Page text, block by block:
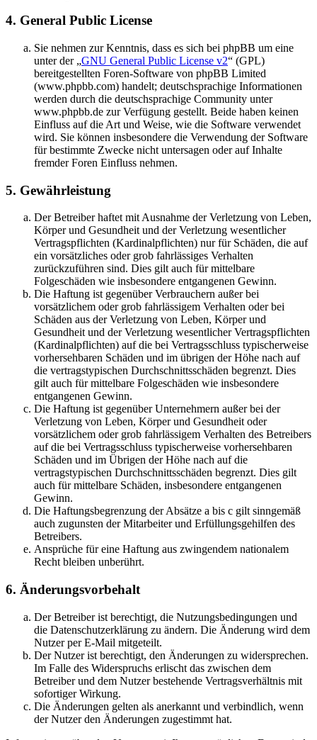
4. General Public License
Sie nehmen zur Kenntnis, dass es sich bei phpBB um eine
unter der „GNU General Public License v2“ (GPL)
bereitgestellten Foren-Software von phpBB Limited
(www.phpbb.com) handelt; deutschsprachige Informationen
werden durch die deutschsprachige Community unter
www.phpbb.de zur Verfügung gestellt. Beide haben keinen
Einfluss auf die Art und Weise, wie die Software verwendet
wird. Sie können insbesondere die Verwendung der Software
für bestimmte Zwecke nicht untersagen oder auf Inhalte
fremder Foren Einfluss nehmen.
5. Gewährleistung
Der Betreiber haftet mit Ausnahme der Verletzung von Leben,
Körper und Gesundheit und der Verletzung wesentlicher
Vertragspflichten (Kardinalpflichten) nur für Schäden, die auf
ein vorsätzliches oder grob fahrlässiges Verhalten
zurückzuführen sind. Dies gilt auch für mittelbare
Folgeschäden wie insbesondere entgangenen Gewinn.
Die Haftung ist gegenüber Verbrauchern außer bei
vorsätzlichem oder grob fahrlässigem Verhalten oder bei
Schäden aus der Verletzung von Leben, Körper und
Gesundheit und der Verletzung wesentlicher Vertragspflichten
(Kardinalpflichten) auf die bei Vertragsschluss typischerweise
vorhersehbaren Schäden und im übrigen der Höhe nach auf
die vertragstypischen Durchschnittsschäden begrenzt. Dies
gilt auch für mittelbare Folgeschäden wie insbesondere
entgangenen Gewinn.
Die Haftung ist gegenüber Unternehmern außer bei der
Verletzung von Leben, Körper und Gesundheit oder
vorsätzlichem oder grob fahrlässigem Verhalten des Betreibers
auf die bei Vertragsschluss typischerweise vorhersehbaren
Schäden und im Übrigen der Höhe nach auf die
vertragstypischen Durchschnittsschäden begrenzt. Dies gilt
auch für mittelbare Schäden, insbesondere entgangenen
Gewinn.
Die Haftungsbegrenzung der Absätze a bis c gilt sinngemäß
auch zugunsten der Mitarbeiter und Erfüllungsgehilfen des
Betreibers.
Ansprüche für eine Haftung aus zwingendem nationalem
Recht bleiben unberührt.
6. Änderungsvorbehalt
Der Betreiber ist berechtigt, die Nutzungsbedingungen und
die Datenschutzerklärung zu ändern. Die Änderung wird dem
Nutzer per E-Mail mitgeteilt.
Der Nutzer ist berechtigt, den Änderungen zu widersprechen.
Im Falle des Widerspruchs erlischt das zwischen dem
Betreiber und dem Nutzer bestehende Vertragsverhältnis mit
sofortiger Wirkung.
Die Änderungen gelten als anerkannt und verbindlich, wenn
der Nutzer den Änderungen zugestimmt hat.